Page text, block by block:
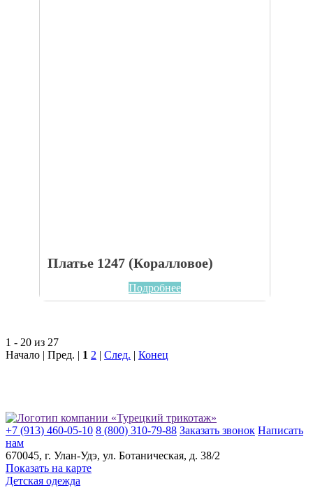
Платье 1247 (Коралловое)
Подробнее
1 - 20 из 27
Начало | Пред. | 1 2 | След. | Конец
+7 (913) 460-05-10 8 (800) 310-79-88 Заказать звонок Написать
нам
670045, г. Улан-Удэ, ул. ​Ботаническая, д. 38/2
Показать на карте
Детская одежда